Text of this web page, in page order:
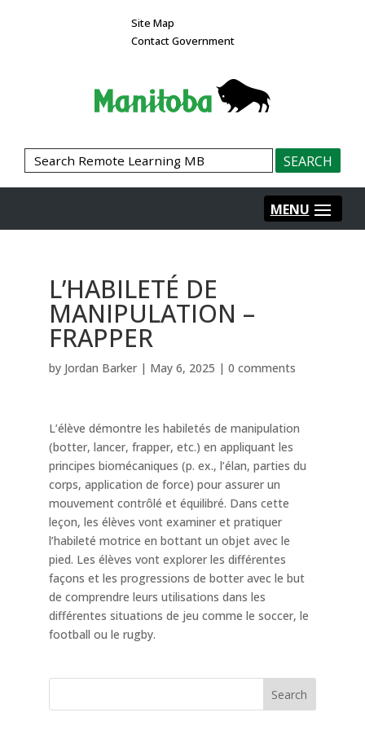
Site Map
Contact Government
L’HABILETÉ DE
MANIPULATION –
FRAPPER
by Jordan Barker| May 6, 2025 | 0 comments
L’élève démontre les habiletés de manipulation
(botter, lancer, frapper, etc.) en appliquant les
principes biomécaniques (p. ex., l’élan, parties du
corps, application de force) pour assurer un
mouvement contrôlé et équilibré. Dans cette
leçon, les élèves vont examiner et pratiquer
l’habileté motrice en bottant un objet avec le
pied. Les élèves vont explorer les différentes
façons et les progressions de botter avec le but
de comprendre leurs utilisations dans les
différentes situations de jeu comme le soccer, le
football ou le rugby.
Search